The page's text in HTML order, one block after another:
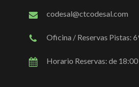
codesal@ctcodesal.com
Oficina / Reservas Pistas:
Horario Reservas: de